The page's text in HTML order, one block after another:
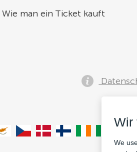
Wie man ein Ticket kauft
Wir
We